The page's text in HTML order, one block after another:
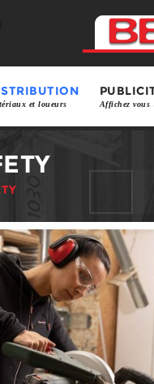
et loueurs Affichez vous